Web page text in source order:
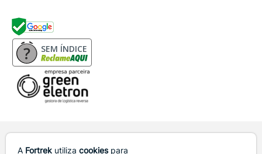
SEM ÍNDICE
disponibilidade válidos são os da Cesta de Compras. Preços e condições
A Fortrek utiliza cookiespara